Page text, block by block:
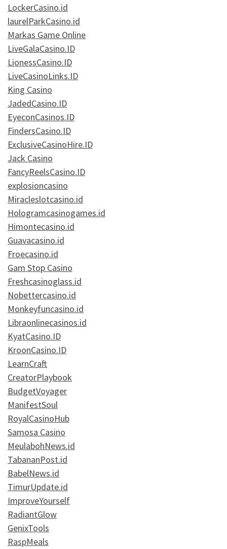
LockerCasino.id
laurelParkCasino.id
Markas Game Online
LiveGalaCasino.ID
LionessCasino.ID
LiveCasinoLinks.ID
King Casino
JadedCasino.ID
EyeconCasinos.ID
FindersCasino.ID
ExclusiveCasinoHire.ID
Jack Casino
FancyReelsCasino.ID
explosioncasino
Miracleslotcasino.id
Hologramcasinogames.id
Himontecasino.id
Guavacasino.id
Froecasino.id
Gam Stop Casino
Freshcasinoglass.id
Nobettercasino.id
Monkeyfuncasino.id
Libraonlinecasinos.id
KyatCasino.ID
KroonCasino.ID
LearnCraft
CreatorPlaybook
BudgetVoyager
ManifestSoul
RoyalCasinoHub
Samosa Casino
MeulabohNews.id
TabananPost.id
BabelNews.id
TimurUpdate.id
ImproveYourself
RadiantGlow
GenixTools
RaspMeals